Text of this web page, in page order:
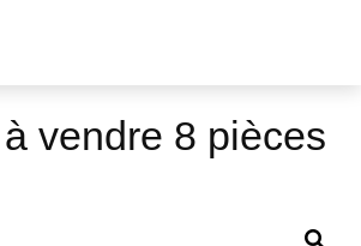
vendre 8 pièces